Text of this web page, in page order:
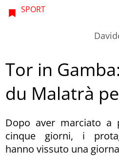
SPORT
Tor in
du Malatrà
Dopo aver marciato a
cinque giorni, i
hanno vissuto una